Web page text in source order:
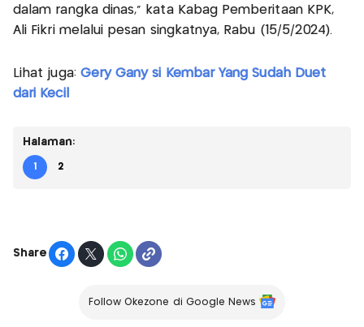
dalam rangka dinas," kata Kabag Pemberitaan KPK,
Ali Fikri melalui pesan singkatnya, Rabu (15/5/2024).
Lihat juga: Gery Gany si Kembar Yang Sudah Duet
dari Kecil
Halaman:
1 2
Share
Follow Okezone di Google News